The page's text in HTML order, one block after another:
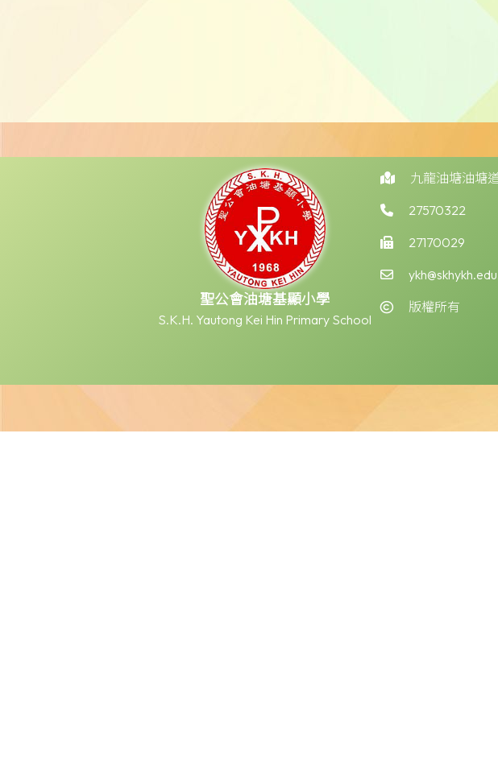
聖公會油塘基顯小學
S.K.H. Yautong Kei Hin Primary School
九龍油塘油塘
27570322
27170029
版權所有